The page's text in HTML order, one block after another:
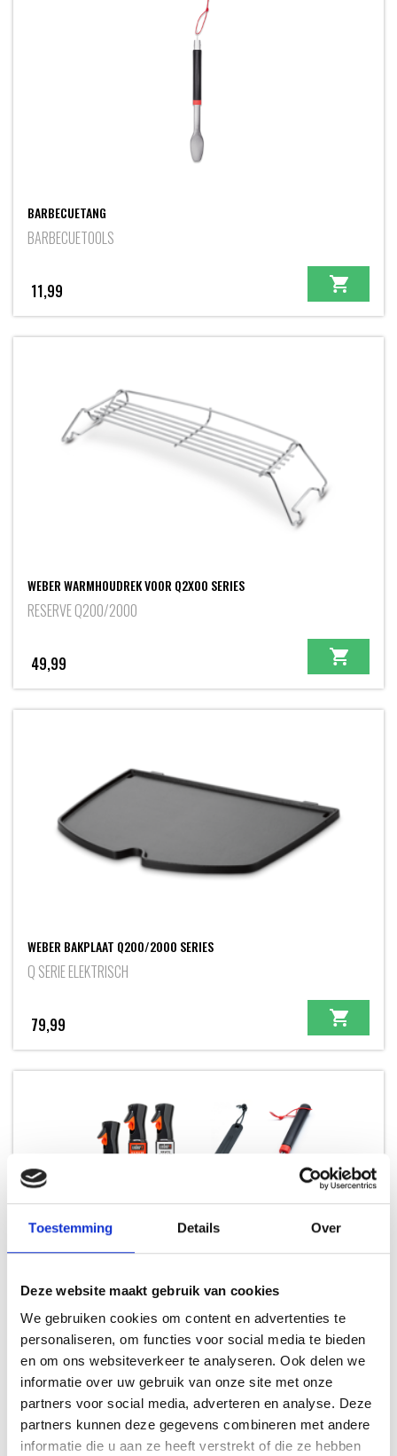
Toestemming Details Over
Deze website maakt gebruik van cookies
We gebruiken cookies om content en advertenties te
personaliseren, om functies voor social media te bieden
en om ons websiteverkeer te analyseren. Ook delen we
informatie over uw gebruik van onze site met onze
partners voor social media, adverteren en analyse. Deze
partners kunnen deze gegevens combineren met andere
informatie die u aan ze heeft verstrekt of die ze hebben
BARBECUETANG
BARBECUETOOLS
11,99
WEBER WARMHOUDREK VOOR Q2X00 SERIES
RESERVE Q200/2000
49,99
WEBER BAKPLAAT Q200/2000 SERIES
Q SERIE ELEKTRISCH
79,99
WEBER REINIGINGSSET VOOR Q & PULSE BARBECUES
REINIGINGSSETS
49,99